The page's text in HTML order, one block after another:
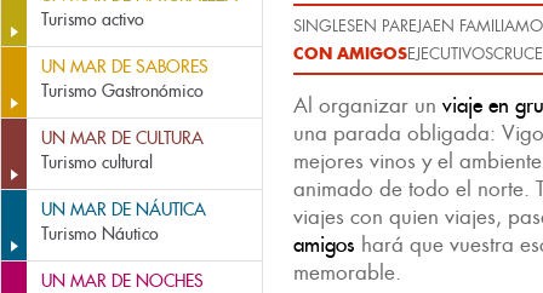
Turismo activo
UN MAR DE SABORES
Turismo Gastronómico
UN MAR DE CULTURA
Turismo cultural
UN MAR DE NÁUTICA
Turismo Náutico
UN MAR DE NOCHES
SINGLESEN PAREJAEN FAMILIA
CON AMIGOSEJECUTIVOS
Al organizar un viaje en
una parada obligada:
mejores vinos y el
animado de todo el norte.
viajes con quien viajes,
amigos hará que vuestra
memorable.